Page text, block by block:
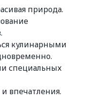
природа.
кулинарными
специальных
впечатления.